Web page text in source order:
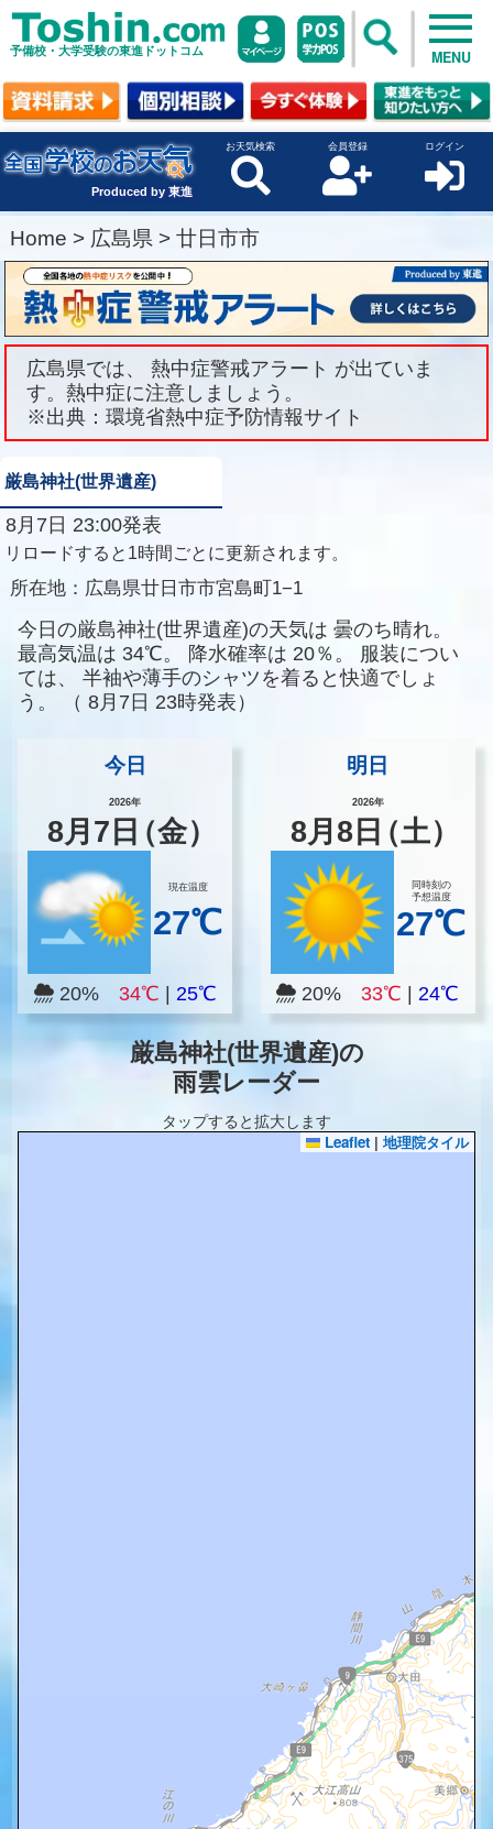
予備校・大学受験の東進ドットコム MENU
Produced by 東進
お天気検索 会員登録 ログイン
Home > 広島県 > 廿日市市
広島県では、 熱中症警戒アラート が出ていま
す。熱中症に注意しましょう。
※出典：環境省熱中症予防情報サイト
厳島神社(世界遺産)
8月7日 23:00発表
リロードすると1時間ごとに更新されます。
所在地： 広島県廿日市市宮島町1−1
今日の厳島神社(世界遺産)の天気は 曇のち晴れ。
最高気温は 34℃。 降水確率は 20％。
服装につい
ては、
半袖や薄手のシャツを着ると快適でしょ
う。
（ 8月7日 23時発表）
今日
2026年
8月 7 日（金）
現在温度
27℃
20% 34℃ 25℃
明日
2026年
8月8 日（土）
同時刻の
予想温度
27℃
20%33℃ |24℃
厳島神社(世界遺産)の
雨雲レーダー
タップすると拡大します
Leaflet | 地理院タイル